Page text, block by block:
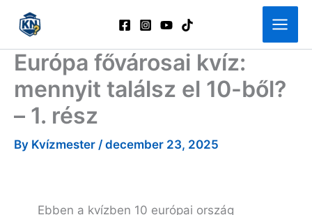
content
Európa fővárosai kvíz:
mennyit találsz el 10-ből?
– 1. rész
By Kvízmester / december 23, 2025
Ebben a kvízben 10 európai ország